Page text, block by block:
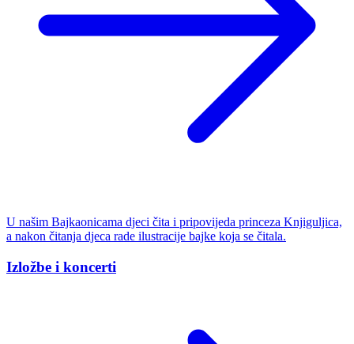
U našim Bajkaonicama djeci čita i pripovijeda princeza Knjiguljica,
a nakon čitanja djeca rade ilustracije bajke koja se čitala.
Izložbe i koncerti